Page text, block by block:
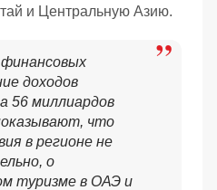
и Центральную Азию.
доходов
56 миллиардов
что
в регионе не
о
туризме в ОАЭ и